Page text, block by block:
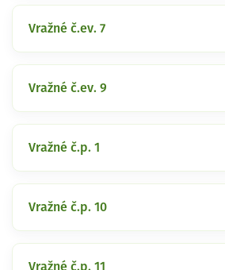
Vražné č.ev. 7
Vražné č.ev. 9
Vražné č.p. 1
Vražné č.p. 10
Vražné č.p. 11